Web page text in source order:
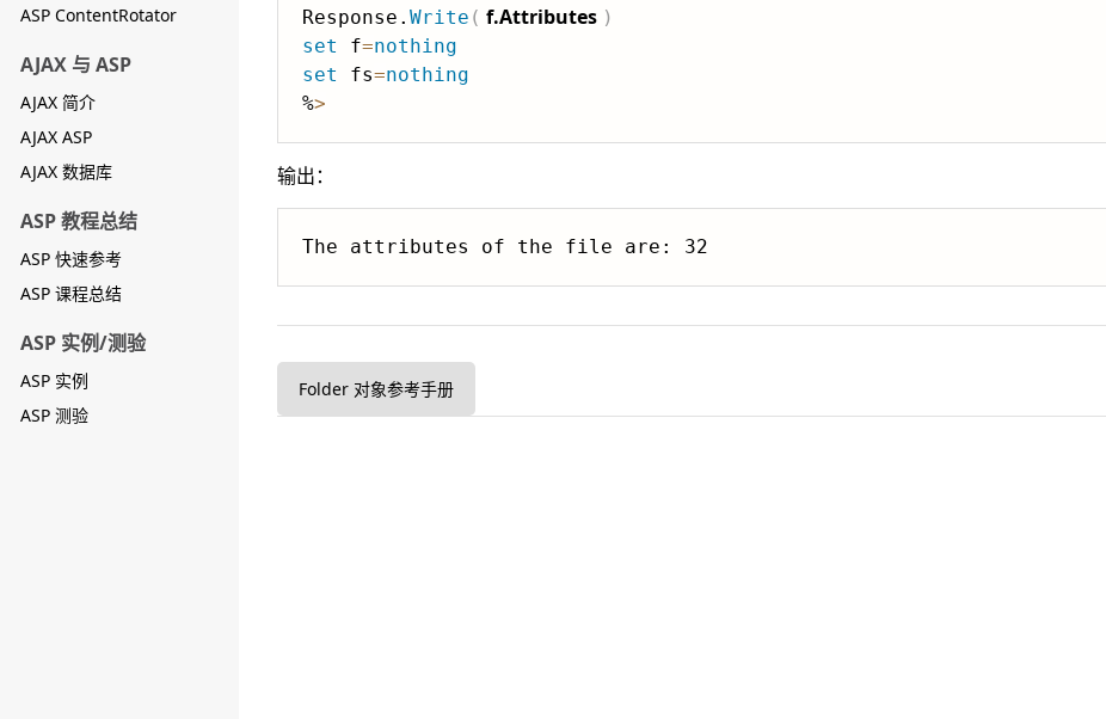
ASP ContentRotator
AJAX 与 ASP
AJAX 简介
AJAX ASP
AJAX 数据库
ASP 教程总结
ASP 快速参考
ASP 课程总结
ASP 实例/测验
ASP 实例
ASP 测验
Response. Write ( f.Attributes )
set
f=nothing
set
fs=nothing
%>
输出：
Folder 对象参考手册